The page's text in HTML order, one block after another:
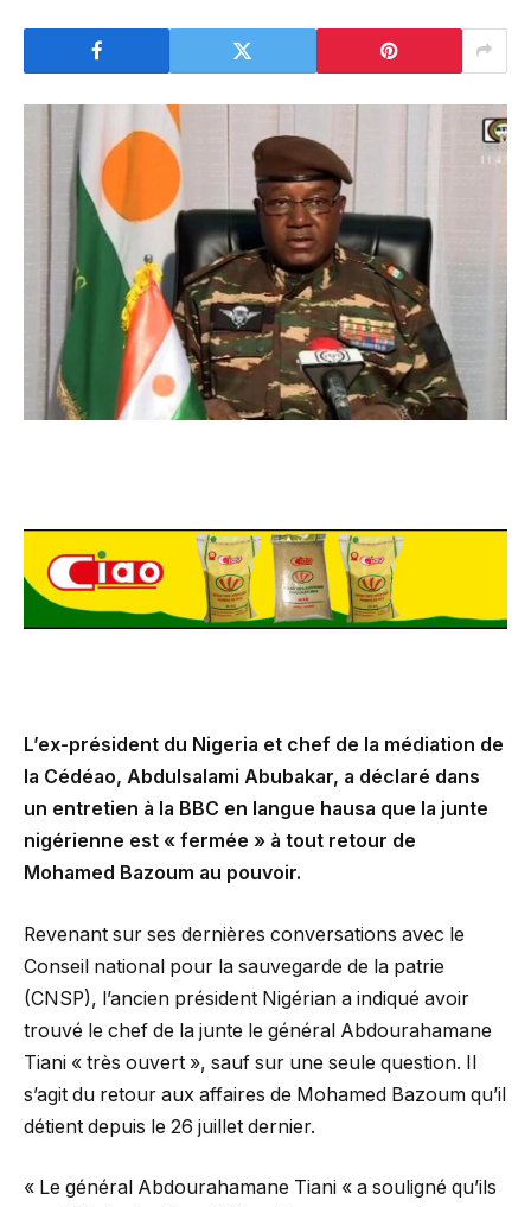
L’ex-président du Nigeria et chef de la médiation de
la Cédéao, Abdulsalami Abubakar, a déclaré dans
un entretien à la BBC en langue hausa que la junte
nigérienne est « fermée » à tout retour de
Mohamed Bazoum au pouvoir.
Revenant sur ses dernières conversations avec le
Conseil national pour la sauvegarde de la patrie
(CNSP), l’ancien président Nigérian a indiqué avoir
trouvé le chef de la junte le général Abdourahamane
Tiani « très ouvert », sauf sur une seule question. Il
s’agit du retour aux affaires de Mohamed Bazoum qu’il
détient depuis le 26 juillet dernier.
« Le général Abdourahamane Tiani « a souligné qu’ils